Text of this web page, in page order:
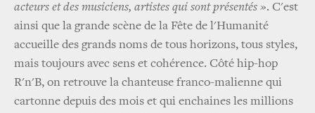
acteurs et des musiciens, artistes qui sont présentés ». C'est
ainsi que la grande scène de la Fête de l'Humanité
accueille des grands noms de tous horizons, tous styles,
mais toujours avec sens et cohérence. Côté hip-hop
R'n'B, on retrouve la chanteuse franco-malienne qui
cartonne depuis des mois et qui enchaines les millions